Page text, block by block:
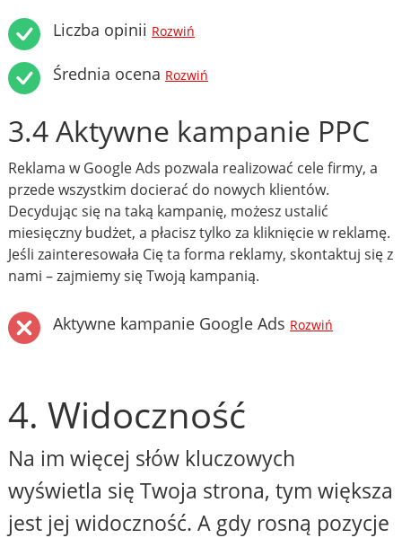
Liczba opinii Rozwiń
Średnia ocena Rozwiń
3.4 Aktywne kampanie PPC
Reklama w Google Ads pozwala realizować cele firmy, a
przede wszystkim docierać do nowych klientów.
Decydując się na taką kampanię, możesz ustalić
miesięczny budżet, a płacisz tylko za kliknięcie w reklamę.
Jeśli zainteresowała Cię ta forma reklamy, skontaktuj się z
nami – zajmiemy się Twoją kampanią.
Aktywne kampanie Google Ads Rozwiń
4. Widoczność
Na im więcej słów kluczowych
wyświetla się Twoja strona, tym większa
jest jej widoczność. A gdy rosną pozycje